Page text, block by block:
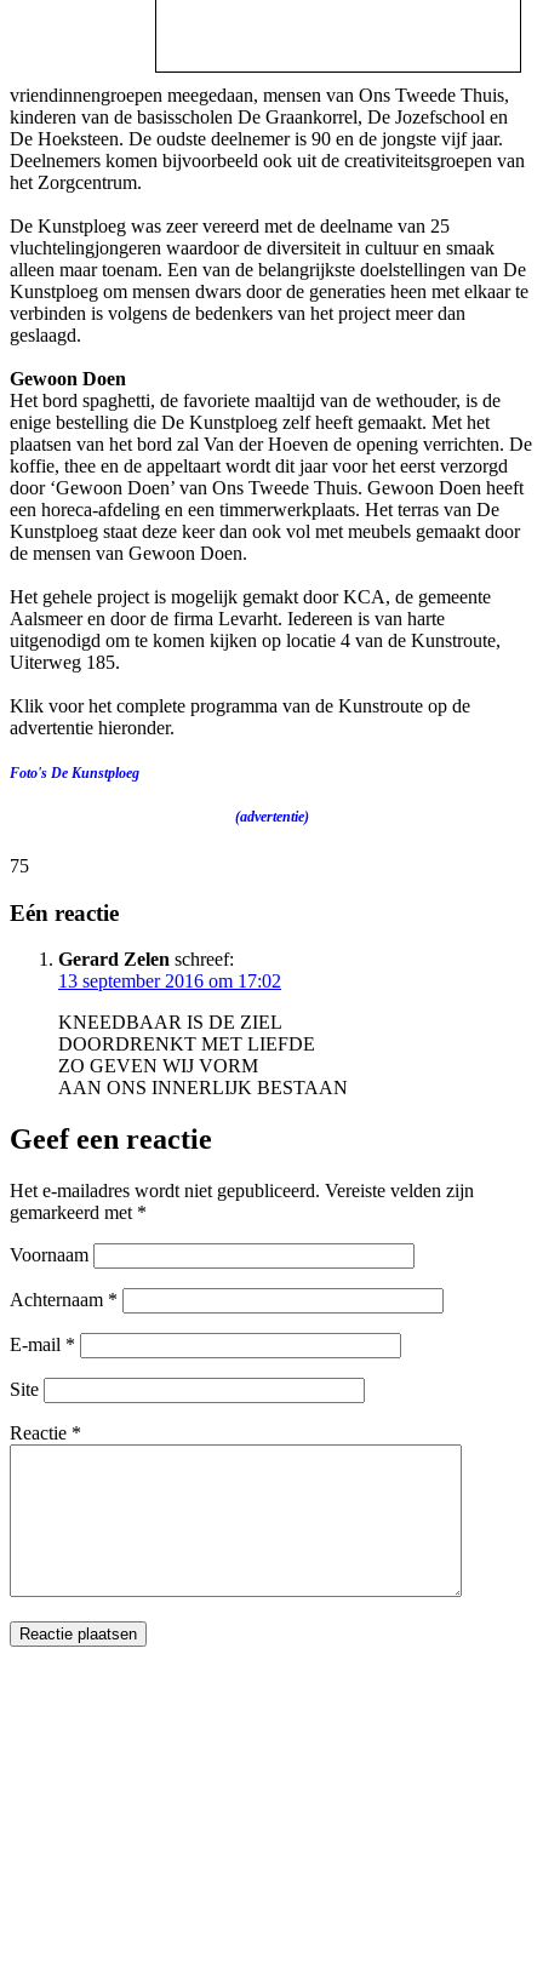
vriendinnengroepen meegedaan, mensen van Ons Tweede Thuis,
kinderen van de basisscholen De Graankorrel, De Jozefschool en
De Hoeksteen. De oudste deelnemer is 90 en de jongste vijf jaar.
Deelnemers komen bijvoorbeeld ook uit de creativiteitsgroepen van
het Zorgcentrum.
De Kunstploeg was zeer vereerd met de deelname van 25
vluchtelingjongeren waardoor de diversiteit in cultuur en smaak
alleen maar toenam. Een van de belangrijkste doelstellingen van De
Kunstploeg om mensen dwars door de generaties heen met elkaar te
verbinden is volgens de bedenkers van het project meer dan
geslaagd.
Gewoon Doen
Het bord spaghetti, de favoriete maaltijd van de wethouder, is de
enige bestelling die De Kunstploeg zelf heeft gemaakt. Met het
plaatsen van het bord zal Van der Hoeven de opening verrichten. De
koffie, thee en de appeltaart wordt dit jaar voor het eerst verzorgd
door ‘Gewoon Doen’ van Ons Tweede Thuis. Gewoon Doen heeft
een horeca-afdeling en een timmerwerkplaats. Het terras van De
Kunstploeg staat deze keer dan ook vol met meubels gemaakt door
de mensen van Gewoon Doen.
Het gehele project is mogelijk gemakt door KCA, de gemeente
Aalsmeer en door de firma Levarht. Iedereen is van harte
uitgenodigd om te komen kijken op locatie 4 van de Kunstroute,
Uiterweg 185.
Klik voor het complete programma van de Kunstroute op de
advertentie hieronder.
Foto's De Kunstploeg
(advertentie)
75
Eén reactie
Gerard Zelen schreef:
13 september 2016 om 17:02
KNEEDBAAR IS DE ZIEL
DOORDRENKT MET LIEFDE
ZO GEVEN WIJ VORM
AAN ONS INNERLIJK BESTAAN
Geef een reactie
Het e-mailadres wordt niet gepubliceerd. Vereiste velden zijn
gemarkeerd met *
Voornaam
Achternaam *
E-mail *
Site
Reactie *